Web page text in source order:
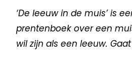
‘De leeuw in de muis’ is
prentenboek over een
wil zijn als een leeuw.